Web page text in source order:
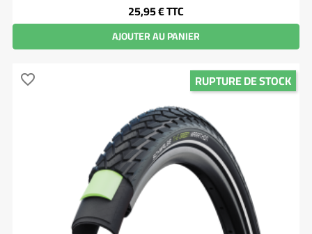
Prix
25,95 €TTC
AJOUTER AU PANIER
RUPTURE DE STOCK
favorite_border